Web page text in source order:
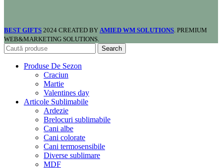
BEST GIFTS 2024 CREATED BY AMIED WM SOLUTIONS. PREMIUM
WEB&MARKETING SOLUTIONS.
Search
Produse De Sezon
Craciun
Martie
Valentines day
Articole Sublimabile
Ardezie
Brelocuri sublimabile
Cani albe
Cani colorate
Cani termosensibile
Diverse sublimare
MDF